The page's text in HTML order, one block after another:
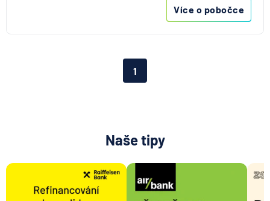
D.A.S. právní ochrana, pobočka ERGO Versicherung
Generali česká pojišťovna
HDI Versicherung AG
ING Bank N. V.
J&T BANKA
Více o pobočce
1
Naše tipy